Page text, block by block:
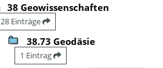
38 Geowissenschaften
28 Einträge
38.73 Geodäsie
1 Eintrag